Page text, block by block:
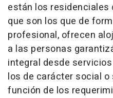
están los residenciales
que son los que de
profesional, ofrecen
a las personas
integral desde
los de carácter social o
función de los